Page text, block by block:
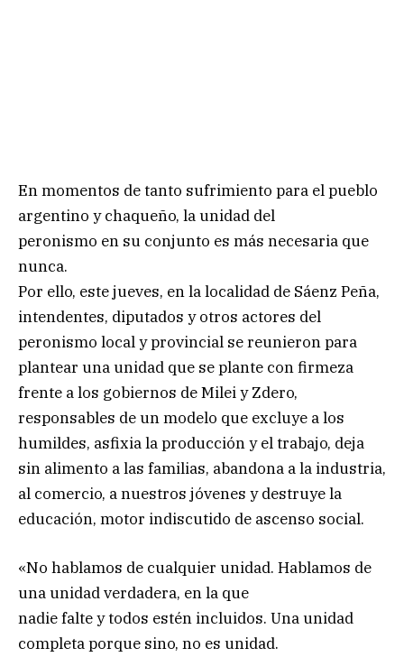
En momentos de tanto sufrimiento para el pueblo
argentino y chaqueño, la unidad del
peronismo en su conjunto es más necesaria que
nunca.
Por ello, este jueves, en la localidad de Sáenz Peña,
intendentes, diputados y otros actores del
peronismo local y provincial se reunieron para
plantear una unidad que se plante con firmeza
frente a los gobiernos de Milei y Zdero,
responsables de un modelo que excluye a los
humildes, asfixia la producción y el trabajo, deja
sin alimento a las familias, abandona a la industria,
al comercio, a nuestros jóvenes y destruye la
educación, motor indiscutido de ascenso social.
«No hablamos de cualquier unidad. Hablamos de
una unidad verdadera, en la que
nadie falte y todos estén incluidos. Una unidad
completa porque sino, no es unidad.